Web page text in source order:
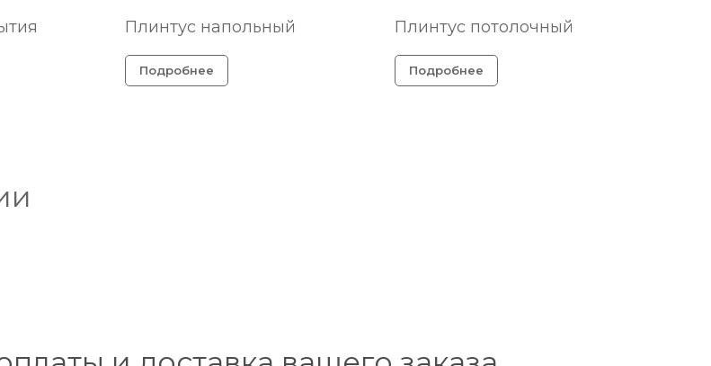
Плинтус напольный
Подробнее
Плинтус потолочный
Подробнее